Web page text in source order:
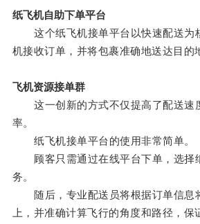
纸飞机自助下单平台
这个纸飞机接单平台以快速配送为
机接收订单，并将包裹准确地送达目的
飞机资源接单群
这一创新的方式不仅提高了配送速
率。
纸飞机接单平台的使用非常简单。
顾客只需通过在线平台下单，选择
务。
随后，专业配送员将根据订单信息
上，并准确计算飞行的角度和路径，保